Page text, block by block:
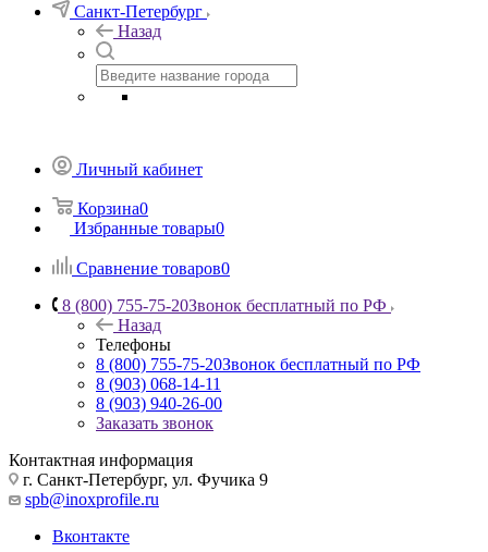
Санкт-Петербург
Назад
Личный кабинет
Корзина0
Избранные товары0
Сравнение товаров0
8 (800) 755-75-20Звонок бесплатный по РФ
Назад
Телефоны
8 (800) 755-75-20Звонок бесплатный по РФ
8 (903) 068-14-11
8 (903) 940-26-00
Заказать звонок
Контактная информация
г. Санкт-Петербург, ул. Фучика 9
spb@inoxprofile.ru
Вконтакте